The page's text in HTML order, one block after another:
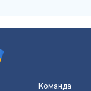
Команда